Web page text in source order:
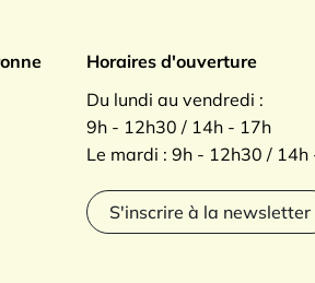
Horaires d'ouverture
Du lundi au vendredi :
9h - 12h30 / 14h - 17h
Le mardi : 9h - 12h30 / 14h
S'inscrire à la newsletter